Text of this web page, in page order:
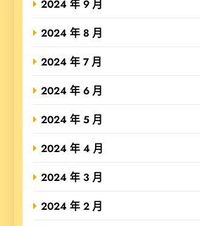
2024 年 9 月
2024 年 8 月
2024 年 7 月
2024 年 6 月
2024 年 5 月
2024 年 4 月
2024 年 3 月
2024 年 2 月